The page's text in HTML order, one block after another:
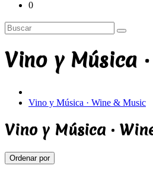
0
Vino y Música
Vino y Música · Wine & Music
Vino y Música ·
Ordenar por